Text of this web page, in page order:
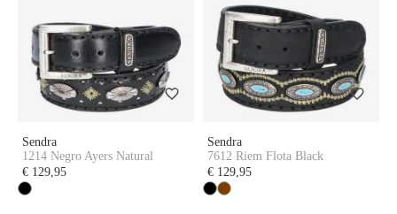
Sendra
1214 Negro Ayers Natural
€ 129,95
Sendra
7612 Riem Flota Black
€ 129,95